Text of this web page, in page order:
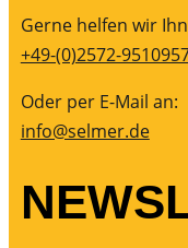
Gerne helfen wir
+49-(0)2572-
Oder per E-Mail an:
info@selmer.de